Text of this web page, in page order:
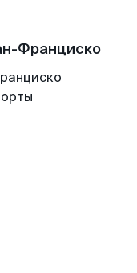
Франциско